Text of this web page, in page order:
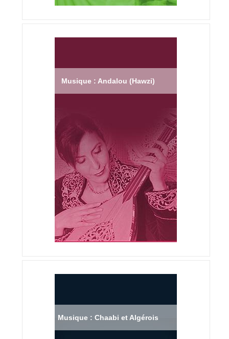
Musique : Andalou (Hawzi)
Musique : Chaabi et Algérois